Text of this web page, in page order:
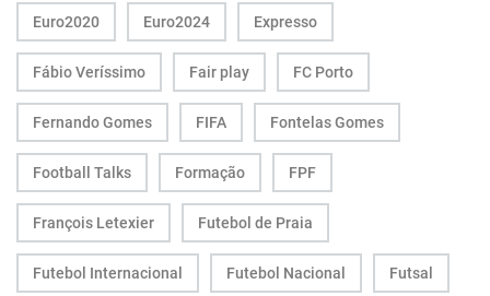
Euro2020 Euro2024 Expresso
Fábio Veríssimo Fair play FC Porto
Fernando Gomes FIFA Fontelas Gomes
Football Talks Formação FPF
François Letexier Futebol de Praia
Futebol Internacional Futebol Nacional Futsal